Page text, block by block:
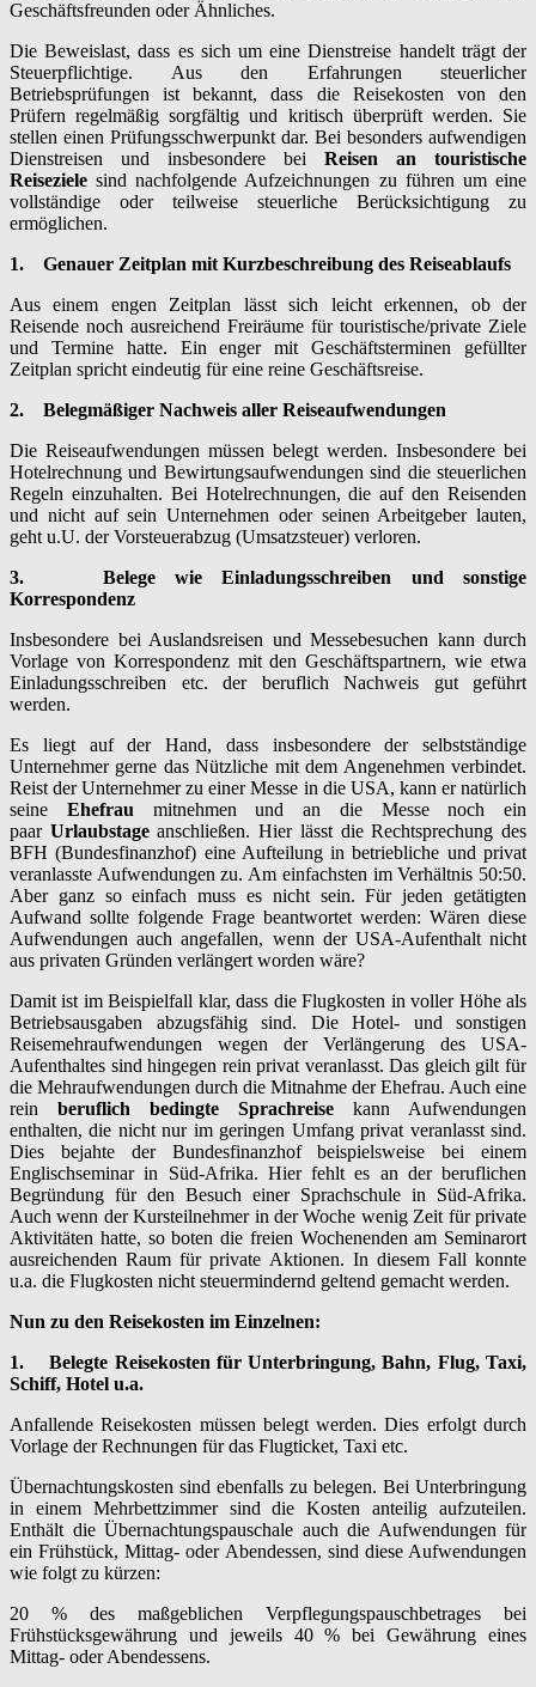
Geschäftsfreunden oder Ähnliches.
Die Beweislast, dass es sich um eine Dienstreise handelt trägt der
Steuerpflichtige. Aus den Erfahrungen steuerlicher
Betriebsprüfungen ist bekannt, dass die Reisekosten von den
Prüfern regelmäßig sorgfältig und kritisch überprüft werden. Sie
stellen einen Prüfungsschwerpunkt dar. Bei besonders aufwendigen
Dienstreisen und insbesondere bei Reisen an touristische
Reiseziele sind nachfolgende Aufzeichnungen zu führen um eine
vollständige oder teilweise steuerliche Berücksichtigung zu
ermöglichen.
1. Genauer Zeitplan mit Kurzbeschreibung des Reiseablaufs
Aus einem engen Zeitplan lässt sich leicht erkennen, ob der
Reisende noch ausreichend Freiräume für touristische/private Ziele
und Termine hatte. Ein enger mit Geschäftsterminen gefüllter
Zeitplan spricht eindeutig für eine reine Geschäftsreise.
2. Belegmäßiger Nachweis aller Reiseaufwendungen
Die Reiseaufwendungen müssen belegt werden. Insbesondere bei
Hotelrechnung und Bewirtungsaufwendungen sind die steuerlichen
Regeln einzuhalten. Bei Hotelrechnungen, die auf den Reisenden
und nicht auf sein Unternehmen oder seinen Arbeitgeber lauten,
geht u.U. der Vorsteuerabzug (Umsatzsteuer) verloren.
3. Belege wie Einladungsschreiben und sonstige
Korrespondenz
Insbesondere bei Auslandsreisen und Messebesuchen kann durch
Vorlage von Korrespondenz mit den Geschäftspartnern, wie etwa
Einladungsschreiben etc. der beruflich Nachweis gut geführt
werden.
Es liegt auf der Hand, dass insbesondere der selbstständige
Unternehmer gerne das Nützliche mit dem Angenehmen verbindet.
Reist der Unternehmer zu einer Messe in die USA, kann er natürlich
seine Ehefrau mitnehmen und an die Messe noch ein
paar Urlaubstageanschließen. Hier lässt die Rechtsprechung des
BFH (Bundesfinanzhof) eine Aufteilung in betriebliche und privat
veranlasste Aufwendungen zu. Am einfachsten im Verhältnis 50:50.
Aber ganz so einfach muss es nicht sein. Für jeden getätigten
Aufwand sollte folgende Frage beantwortet werden: Wären diese
Aufwendungen auch angefallen, wenn der USA-Aufenthalt nicht
aus privaten Gründen verlängert worden wäre?
Damit ist im Beispielfall klar, dass die Flugkosten in voller Höhe als
Betriebsausgaben abzugsfähig sind. Die Hotel- und sonstigen
Reisemehraufwendungen wegen der Verlängerung des USA-
Aufenthaltes sind hingegen rein privat veranlasst. Das gleich gilt für
die Mehraufwendungen durch die Mitnahme der Ehefrau. Auch eine
rein beruflich bedingte Sprachreise kann Aufwendungen
enthalten, die nicht nur im geringen Umfang privat veranlasst sind.
Dies bejahte der Bundesfinanzhof beispielsweise bei einem
Englischseminar in Süd-Afrika. Hier fehlt es an der beruflichen
Begründung für den Besuch einer Sprachschule in Süd-Afrika.
Auch wenn der Kursteilnehmer in der Woche wenig Zeit für private
Aktivitäten hatte, so boten die freien Wochenenden am Seminarort
ausreichenden Raum für private Aktionen. In diesem Fall konnte
u.a. die Flugkosten nicht steuermindernd geltend gemacht werden.
Nun zu den Reisekosten im Einzelnen:
1.Belegte Reisekosten für Unterbringung, Bahn, Flug, Taxi,
Schiff, Hotel u.a.
Anfallende Reisekosten müssen belegt werden. Dies erfolgt durch
Vorlage der Rechnungen für das Flugticket, Taxi etc.
Übernachtungskosten sind ebenfalls zu belegen. Bei Unterbringung
in einem Mehrbettzimmer sind die Kosten anteilig aufzuteilen.
Enthält die Übernachtungspauschale auch die Aufwendungen für
ein Frühstück, Mittag- oder Abendessen, sind diese Aufwendungen
wie folgt zu kürzen:
20 % des maßgeblichen Verpflegungspauschbetrages bei
Frühstücksgewährung und jeweils 40 % bei Gewährung eines
Mittag- oder Abendessens.